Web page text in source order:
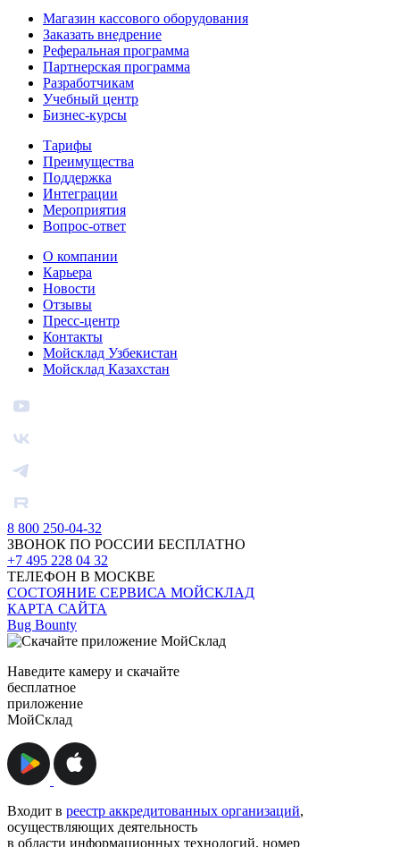
Магазин кассового оборудования
Заказать внедрение
Реферальная программа
Партнерская программа
Разработчикам
Учебный центр
Бизнес‑курсы
Тарифы
Преимущества
Поддержка
Интеграции
Мероприятия
Вопрос-ответ
О компании
Карьера
Новости
Отзывы
Пресс-центр
Контакты
Мойсклад Узбекистан
Мойсклад Казахстан
8 800 250-04-32
ЗВОНОК ПО РОССИИ БЕСПЛАТНО
+7 495 228 04 32
ТЕЛЕФОН В МОСКВЕ
СОСТОЯНИЕ СЕРВИСА МОЙСКЛАД
КАРТА САЙТА
Bug Bounty
Наведите камеру и скачайте
бесплатное
приложение
МойСклад
Входит в реестр аккредитованных организаций,
осуществляющих деятельность
в области информационных технологий, номер